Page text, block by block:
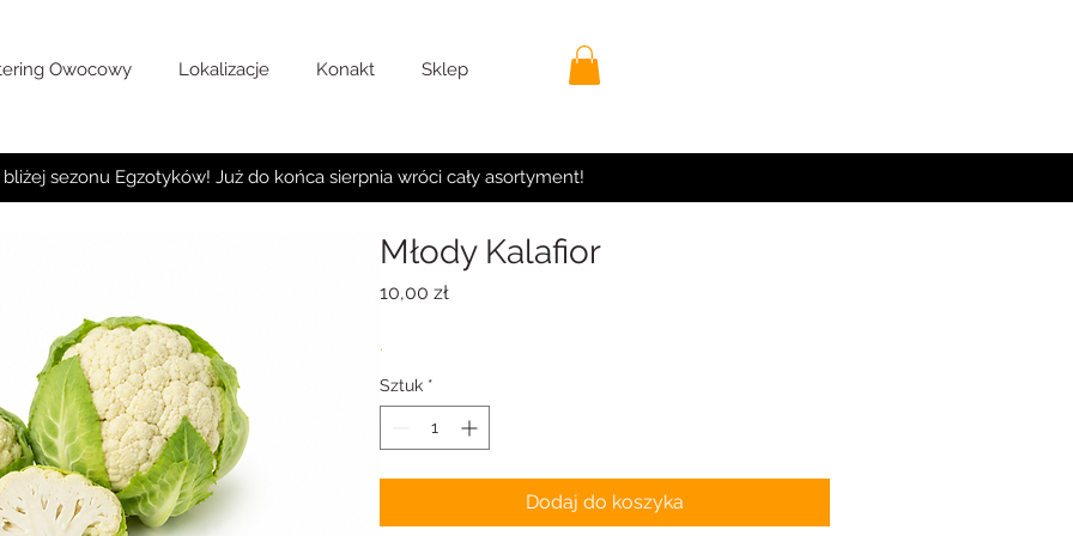
Owocowy Lokalizacje Konakt Sklep
bliżej sezonu Egzotyków! Już do końca sierpnia wróci cały asortyment!
Młody Kalafior
10,00 złCena
.
Sztuk *
Dodaj do koszyka